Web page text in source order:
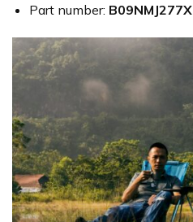
Part number: B09NMJ277X